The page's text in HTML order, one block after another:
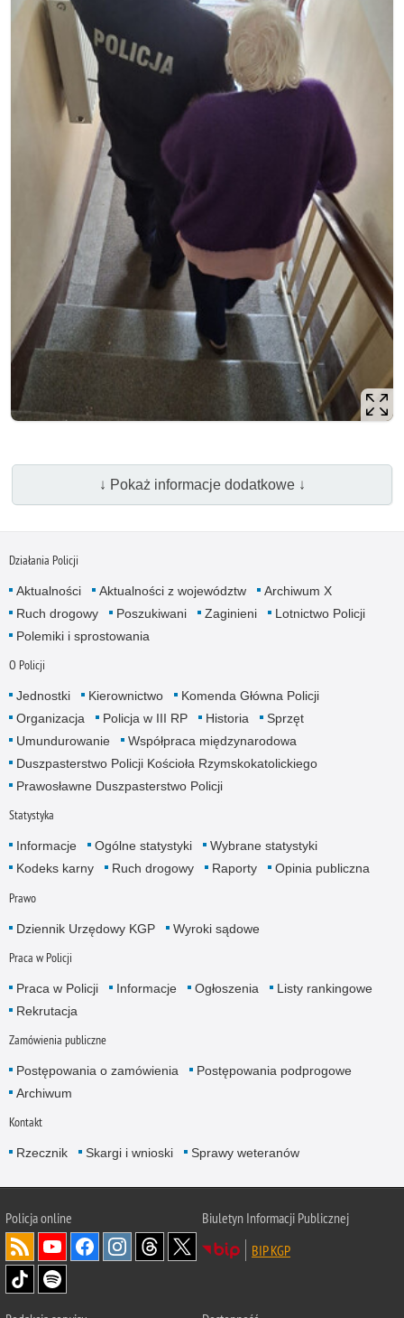
↓ Pokaż informacje dodatkowe ↓
Działania Policji
Aktualności Aktualności z województw
Archiwum X
Ruch drogowy
Poszukiwani Zaginieni
Lotnictwo Policji
Polemiki i sprostowania
O Policji
Jednostki Kierownictwo
Komenda Główna Policji
Organizacja
Policja w III RP Historia
Sprzęt
Umundurowanie
Współpraca międzynarodowa
Duszpasterstwo Policji Kościoła Rzymskokatolickiego
Prawosławne Duszpasterstwo Policji
Statystyka
Informacje Ogólne statystyki
Wybrane statystyki
Kodeks karny
Ruch drogowy Raporty Opinia publiczna
Prawo
Dziennik Urzędowy KGP Wyroki sądowe
Praca w Policji
Praca w Policji Informacje Ogłoszenia
Listy rankingowe
Rekrutacja
Zamówienia publiczne
Postępowania o zamówienia
Postępowania podprogowe
Archiwum
Kontakt
Rzecznik Skargi i wnioski Sprawy weteranów
Policjaonline
Biuletyn Informacji Publicznej
BIP KGP